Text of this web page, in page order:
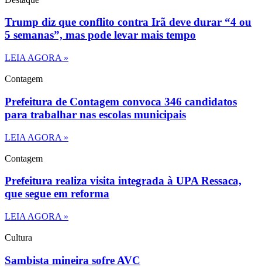
Trump diz que conflito contra Irã deve durar “4 ou
5 semanas”, mas pode levar mais tempo
LEIA AGORA »
Contagem
Prefeitura de Contagem convoca 346 candidatos
para trabalhar nas escolas municipais
LEIA AGORA »
Contagem
Prefeitura realiza visita integrada à UPA Ressaca,
que segue em reforma
LEIA AGORA »
Cultura
Sambista mineira sofre AVC